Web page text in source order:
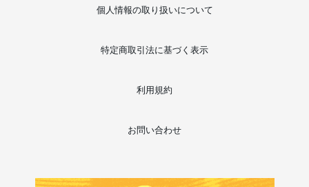
個人情報の取り扱いについて
特定商取引法に基づく表示
利用規約
お問い合わせ